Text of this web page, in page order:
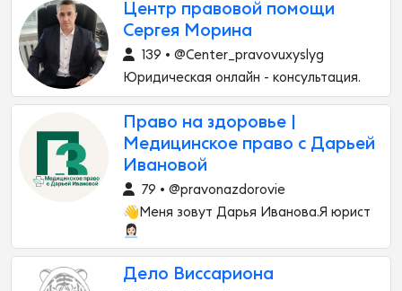
Центр правовой помощи
Сергея Морина
139 • @Center_pravovuxyslyg
Юридическая онлайн - консультация.
Право на здоровье |
Медицинское право с Дарьей
Ивановой
79 • @pravonazdorovie
👋Меня зовут Дарья Иванова.Я юрист
👩🏻‍💼
Дело Виссариона